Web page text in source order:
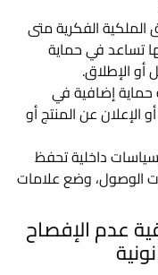
الفكرية متى
تساعد في حماية
أو الإطلاق.
حماية إضافية في
الإعلان عن المنتج أو
داخلية تحفظ
الوصول، وضع علامات
عدم الإفصاح